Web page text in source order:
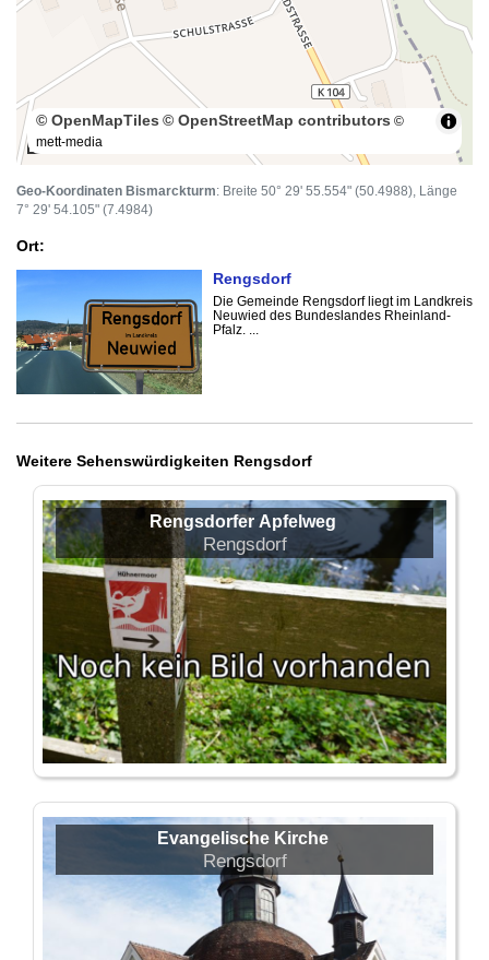
100 m
© OpenMapTiles © OpenStreetMap contributors ©
mett-media
Geo-Koordinaten Bismarckturm: Breite 50° 29' 55.554" (50.4988), Länge
7° 29' 54.105" (7.4984)
Ort:
Rengsdorf
Die Gemeinde Rengsdorf liegt im Landkreis
Neuwied des Bundeslandes Rheinland-
Pfalz. ...
Weitere Sehenswürdigkeiten Rengsdorf
Rengsdorfer Apfelweg
Rengsdorf
Evangelische Kirche
Rengsdorf